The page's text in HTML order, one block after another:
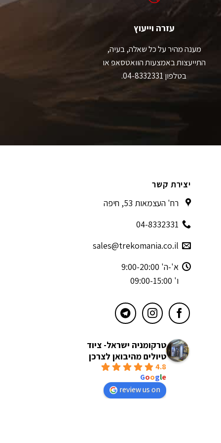
בעמוד
המוצר
עזרה וייעוץ
מענה מהיר על כל שאלה, בעיה,
התייעצות באמצעות הוואטסאפ או
בטלפון 04-8332331.
יצירת קשר
רח' העצמאות 53, חיפה
04-8332331
sales@trekomania.co.il
א'-ה' 9:00-20:00
ו' 09:00-15:00
טרקומניה ישראל- ציוד
טיולים מהיבואן לצרכן
4.8
Google
review us on